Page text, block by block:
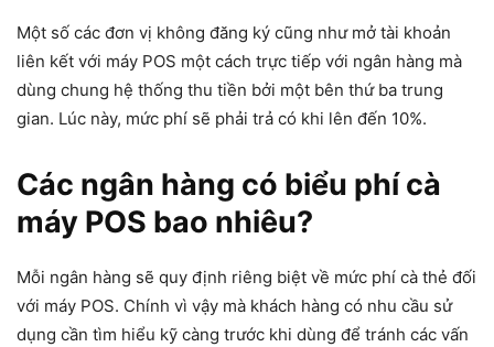
Một số các đơn vị không đăng ký cũng như mở tài khoản
liên kết với máy POS một cách trực tiếp với ngân hàng mà
dùng chung hệ thống thu tiền bởi một bên thứ ba trung
gian. Lúc này, mức phí sẽ phải trả có khi lên đến 10%.
Các ngân hàng có biểu phí cà
máy POS bao nhiêu?
Mỗi ngân hàng sẽ quy định riêng biệt về mức phí cà thẻ đối
với máy POS. Chính vì vậy mà khách hàng có nhu cầu sử
dụng cần tìm hiểu kỹ càng trước khi dùng để tránh các vấn